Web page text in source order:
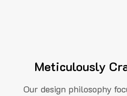
Meticulously
Our design philosophy